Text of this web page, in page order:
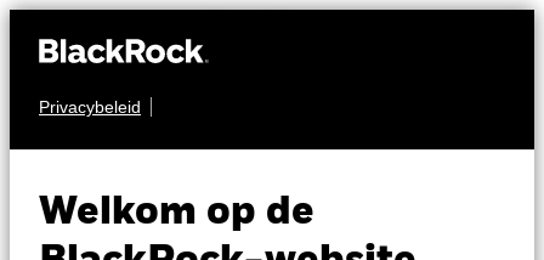
Privacybeleid
Welkom op de
AANDELEN
MidCap Opportunities